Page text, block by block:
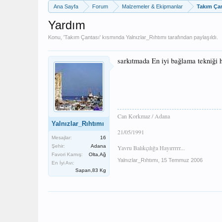
Ana Sayfa Forum Malzemeler & Ekipmanlar Takım
Yardım
Konu, 'Takım Çantası' kısmında Yalnızlar_Rıhtımı tarafından paylaşıldı.
Yalnızlar_Rıhtımı
Mesajlar:
16
Şehir:
Adana
Favori Kamış:
Olta,Ağ
En İyi Avı:
Sapan,83 Kg
sarkıtmada En iyi bağlama tekniği
Can Korkmaz / Adana
21/05/1991
Yavru Balıkçılığa Hayırrrrr...
Yalnızlar_Rıhtımı 15 Temmuz 2006